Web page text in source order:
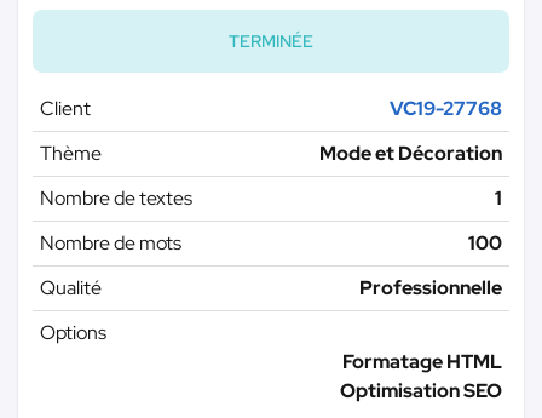
TERMINÉE
Client
VC19-27768
Thème
Mode et Décoration
Nombre de textes
1
Nombre de mots
100
Qualité
Professionnelle
Options
Formatage HTML
Optimisation SEO